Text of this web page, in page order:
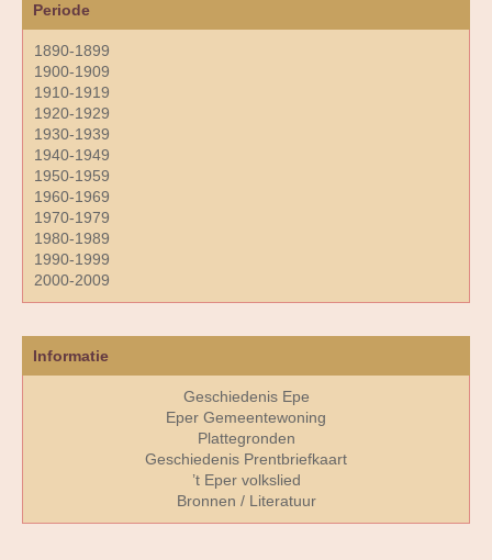
Periode
1890-1899
1900-1909
1910-1919
1920-1929
1930-1939
1940-1949
1950-1959
1960-1969
1970-1979
1980-1989
1990-1999
2000-2009
Informatie
Geschiedenis Epe
Eper Gemeentewoning
Plattegronden
Geschiedenis Prentbriefkaart
’t Eper volkslied
Bronnen / Literatuur